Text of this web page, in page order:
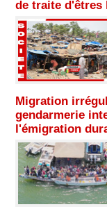
de traite d'êtres
Migration
gendarmerie
l'émigration